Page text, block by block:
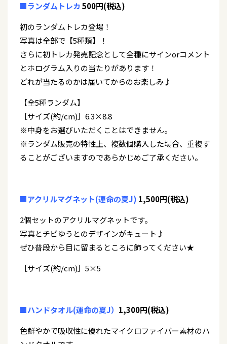
■ランダムトレカ 500円(税込)
初のランダムトレカ登場！
写真は全部で【5種類】！
さらに初トレカ発売記念として全種にサインorコメント
とホログラム入りの当たりがあります！
どれが当たるのかは届いてからのお楽しみ♪
【全5種ランダム】
［サイズ(約/cm)］6.3×8.8
※中身をお選びいただくことはできません。
※ランダム販売の特性上、複数個購入した場合、重複す
ることがございますのであらかじめご了承ください。
■アクリルマグネット(運命の夏J) 1,500円(税込)
2個セットのアクリルマグネットです。
写真とチビゆうとのデザインがキュート♪
ぜひ普段から目に留まるところに飾ってください★
［サイズ(約/cm)］5×5
■ハンドタオル(運命の夏J） 1,300円(税込)
色鮮やかで吸収性に優れたマイクロファイバー素材のハ